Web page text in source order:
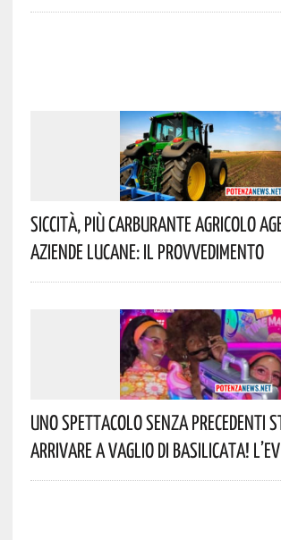
Siccità, Più Carburante Agricolo
Aziende Lucane: Il Provvedimento
Uno Spettacolo Senza Precedenti
Arrivare A Vaglio Di Basilicata!